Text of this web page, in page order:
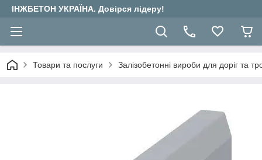
ІНЖБЕТОН УКРАЇНА. Довірся лідеру!
Товари та послуги Залізобетонні вироби для доріг та